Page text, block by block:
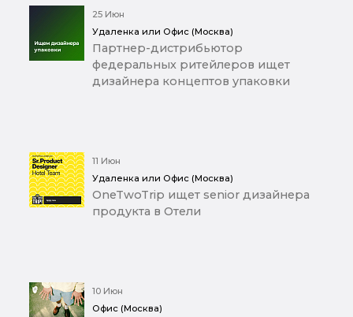
25 Июн
Удаленка или Офис (Москва)
Партнер-дистрибьютор
федеральных ритейлеров ищет
дизайнера концептов упаковки
11 Июн
Удаленка или Офис (Москва)
OneTwoTrip ищет senior дизайнера
продукта в Отели
10 Июн
Офис (Москва)